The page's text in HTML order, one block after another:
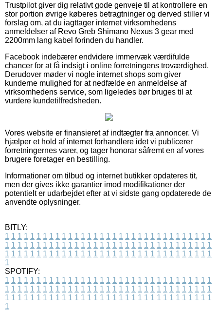
Trustpilot giver dig relativt gode genveje til at kontrollere en
stor portion øvrige køberes betragtninger og derved stiller vi
forslag om, at du iagttager internet virksomhedens
anmeldelser af Revo Greb Shimano Nexus 3 gear med
2200mm lang kabel forinden du handler.
Facebook indebærer endvidere immervæk værdifulde
chancer for at få indsigt i online forretningens troværdighed.
Derudover møder vi nogle internet shops som giver
kunderne mulighed for at nedfælde en anmeldelse af
virksomhedens service, som ligeledes bør bruges til at
vurdere kundetilfredsheden.
Vores website er finansieret af indtægter fra annoncer. Vi
hjælper et hold af internet forhandlere idet vi publicerer
forretningernes varer, og tager honorar såfremt en af vores
brugere foretager en bestilling.
Informationer om tilbud og internet butikker opdateres tit,
men der gives ikke garantier imod modifikationer der
potentielt er udarbejdet efter at vi sidste gang opdaterede de
anvendte oplysninger.
BITLY:
1 1 1 1 1 1 1 1 1 1 1 1 1 1 1 1 1 1 1 1 1 1 1 1 1 1 1 1 1 1 1 1 1
1 1 1 1 1 1 1 1 1 1 1 1 1 1 1 1 1 1 1 1 1 1 1 1 1 1 1 1 1 1 1 1 1
1 1 1 1 1 1 1 1 1 1 1 1 1 1 1 1 1 1 1 1 1 1 1 1 1 1 1 1 1 1 1 1 1
1
SPOTIFY:
1 1 1 1 1 1 1 1 1 1 1 1 1 1 1 1 1 1 1 1 1 1 1 1 1 1 1 1 1 1 1 1 1
1 1 1 1 1 1 1 1 1 1 1 1 1 1 1 1 1 1 1 1 1 1 1 1 1 1 1 1 1 1 1 1 1
1 1 1 1 1 1 1 1 1 1 1 1 1 1 1 1 1 1 1 1 1 1 1 1 1 1 1 1 1 1 1 1 1
1